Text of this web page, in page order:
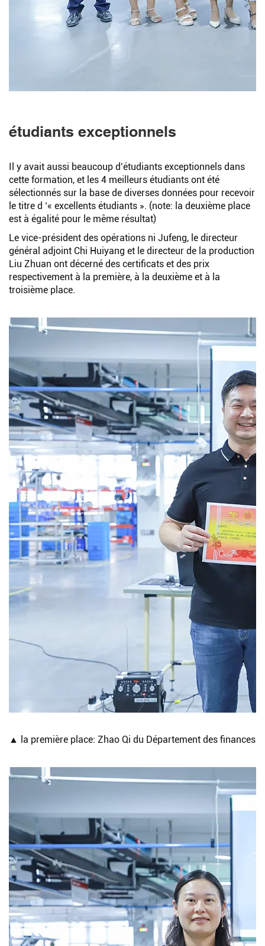
étudiants exceptionnels
Il y avait aussi beaucoup d’étudiants exceptionnels dans
cette formation, et les 4 meilleurs étudiants ont été
sélectionnés sur la base de diverses données pour recevoir
le titre d ‘« excellents étudiants ». (note: la deuxième place
est à égalité pour le même résultat)
Le vice-président des opérations ni Jufeng, le directeur
général adjoint Chi Huiyang et le directeur de la production
Liu Zhuan ont décerné des certificats et des prix
respectivement à la première, à la deuxième et à la
troisième place.
▲ la première place: Zhao Qi du Département des finances
Rechercher
Rechercher